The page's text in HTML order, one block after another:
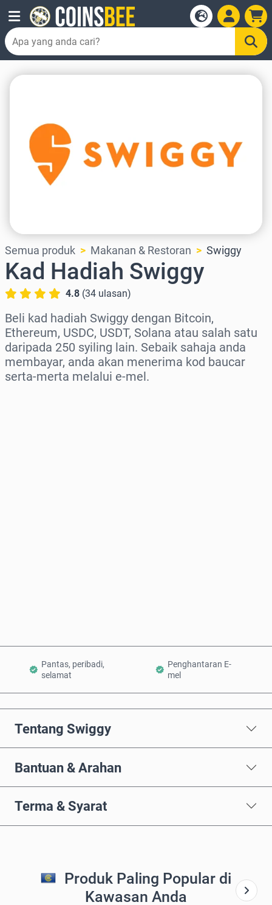
Semua produk Makanan & Restoran Swiggy
Kad Hadiah Swiggy
4.8 (34 ulasan)
Beli kad hadiah Swiggy dengan Bitcoin,
Ethereum, USDC, USDT, Solana atau salah satu
daripada 250 syiling lain. Sebaik sahaja anda
membayar, anda akan menerima kod baucar
serta-merta melalui e-mel.
Pantas, peribadi,
selamat
Penghantaran E-
mel
Tentang Swiggy
Bantuan & Arahan
Terma & Syarat
Produk Paling Popular di
Kawasan Anda